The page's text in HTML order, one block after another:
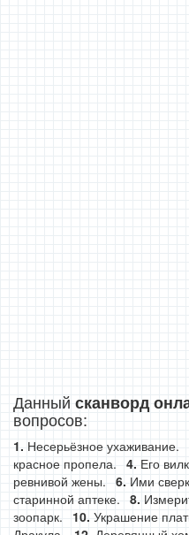
Данный сканворд
вопросов:
Несерьёзное ухаживание.
красное пропела.
Его
ревнивой жены.
Ими
старинной аптеке.
зоопарк.
Украшение